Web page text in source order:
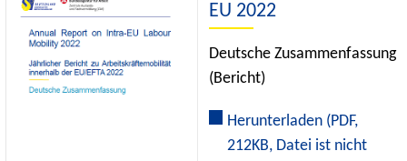
EU 2022
Deutsche Zusammenfassung
(Bericht)
Herunterladen (PDF,
212KB, Datei ist nicht